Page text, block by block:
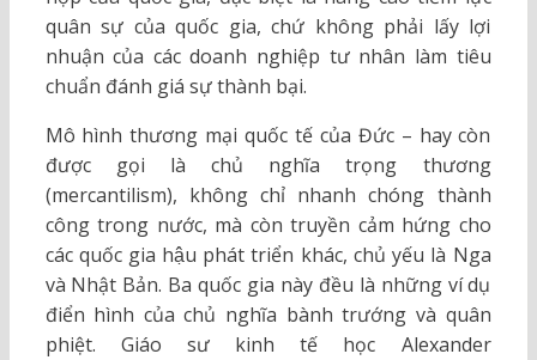
quân sự của quốc gia, chứ không phải lấy lợi
nhuận của các doanh nghiệp tư nhân làm tiêu
chuẩn đánh giá sự thành bại.
Mô hình thương mại quốc tế của Đức – hay còn
được gọi là chủ nghĩa trọng thương
(mercantilism), không chỉ nhanh chóng thành
công trong nước, mà còn truyền cảm hứng cho
các quốc gia hậu phát triển khác, chủ yếu là Nga
và Nhật Bản. Ba quốc gia này đều là những ví dụ
điển hình của chủ nghĩa bành trướng và quân
phiệt. Giáo sư kinh tế học Alexander